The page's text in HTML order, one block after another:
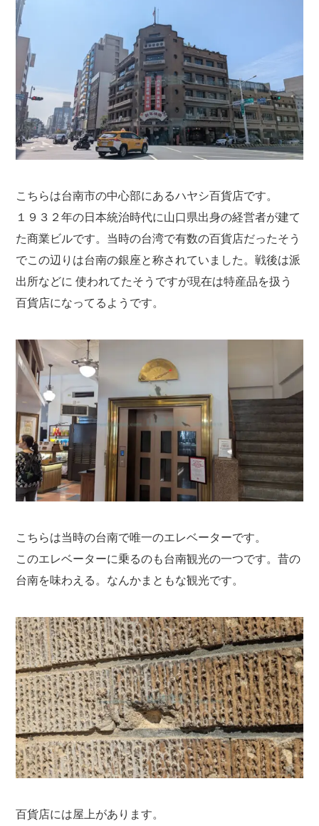
こちらは台南市の中心部にあるハヤシ百貨店です。
１９３２年の日本統治時代に山口県出身の経営者が建て
た商業ビルです。当時の台湾で有数の百貨店だったそう
でこの辺りは台南の銀座と称されていました。戦後は派
出所などに 使われてたそうですが現在は特産品を扱う
百貨店になってるようです。
こちらは当時の台南で唯一のエレベーターです。
このエレベーターに乗るのも台南観光の一つです。昔の
台南を味わえる。なんかまともな観光です。
百貨店には屋上があります。